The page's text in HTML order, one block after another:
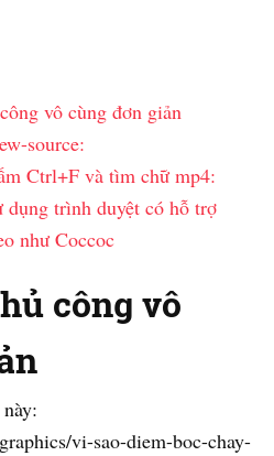
vô cùng đơn giản
source:
Ctrl+F và tìm chữ mp4:
dụng trình duyệt có hỗ trợ
như Coccoc
công vô
vi-sao-diem-boc-chay-